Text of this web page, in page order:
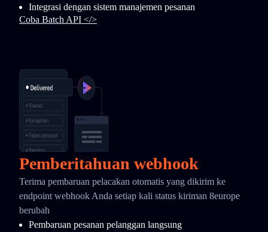
Integrasi dengan sistem manajemen pesanan
Coba Batch API </>
Pemberitahuan webhook
Terima pembaruan pelacakan otomatis yang dikirim ke
endpoint webhook Anda setiap kali status kiriman 8europe
berubah
Pembaruan pesanan pelanggan langsung